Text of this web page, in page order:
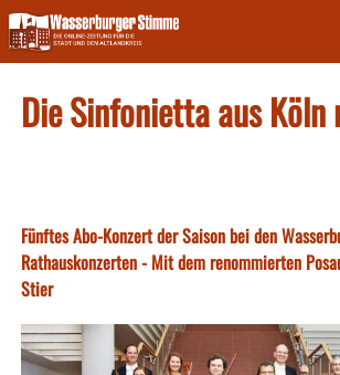
Skip
to
content
Die Sinfonietta aus Köln
Fünftes Abo-Konzert der Saison bei den
Rathauskonzerten - Mit dem renommierten
Stier